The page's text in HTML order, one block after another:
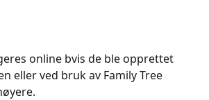
online bvis de ble opprettet
eller ved bruk av Family Tree